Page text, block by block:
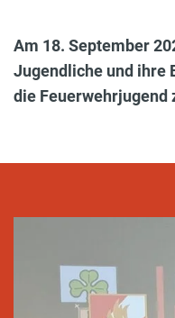
Am 18. September
Jugendliche und ihre
die Feuerwehrjugend